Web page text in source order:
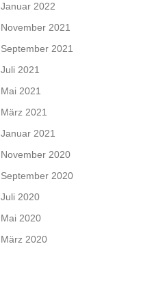
Januar 2022
November 2021
September 2021
Juli 2021
Mai 2021
März 2021
Januar 2021
November 2020
September 2020
Juli 2020
Mai 2020
März 2020